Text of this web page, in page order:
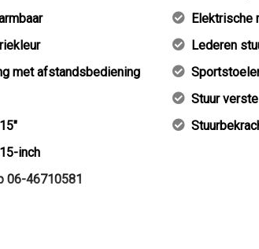
met afstandsbediening
inch
06-46710581
Elektrische
Lederen
Stuur